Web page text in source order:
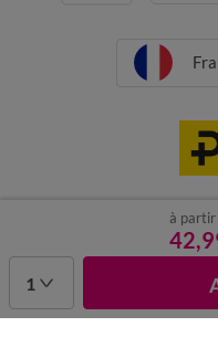
à partir
1
Mentions légales